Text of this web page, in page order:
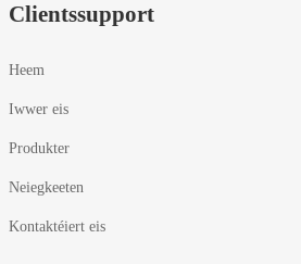
Clientssupport
Heem
Iwwer eis
Produkter
Neiegkeeten
Kontaktéiert eis